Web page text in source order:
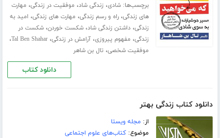
برچسب‌ها:شادی، زندگی شاد، موفقیت در زندگی، مهارت
های زندگی،راه و رسم زندگی، مهارت های زندگی، امید به
زندگی،داشتن زندگی شاد،شکست خوردن،شکست در
زندگی، مفهوم پیروزی،آرامش در زندگی،Tal Ben Shahar،
موفقیت شخصی، تال بن شاهر
دانلود کتاب
دانلود کتاب زندگی بهتر
از: مجله ویستا
موضوع:کتاب‌های علوم اجتماعی